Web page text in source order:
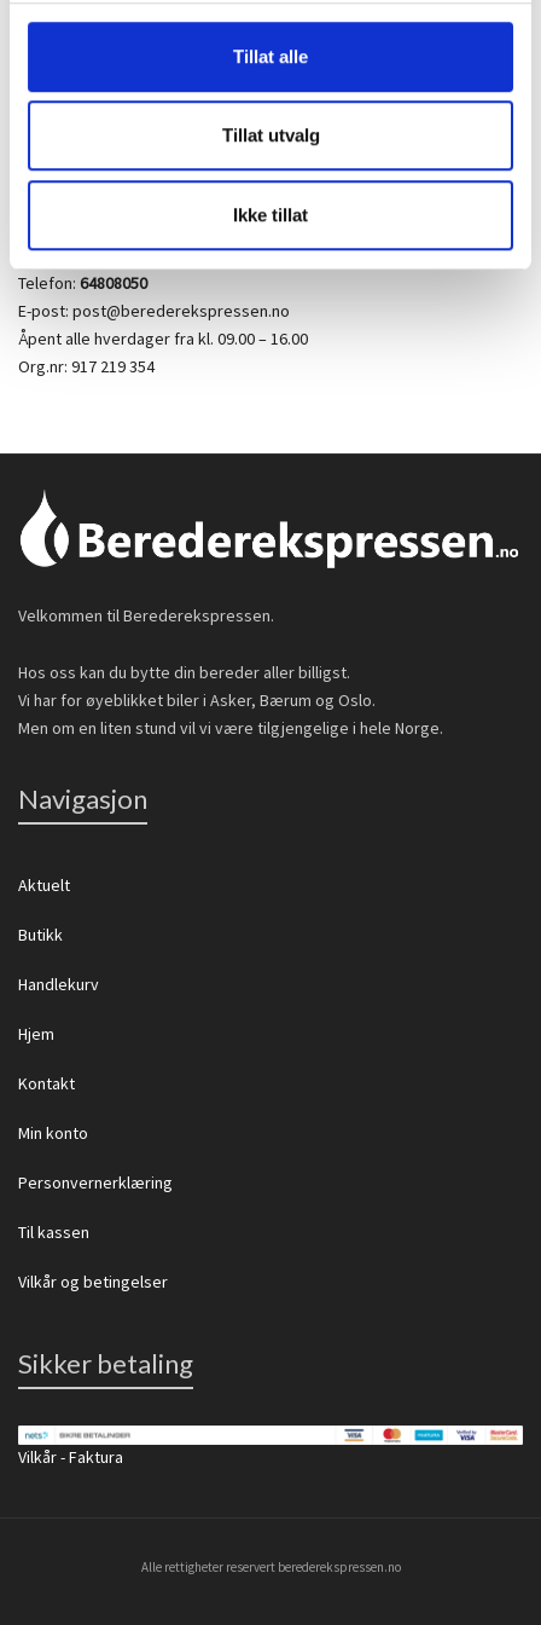
Tillat alle
Tillat utvalg
Ikke tillat
slik skade. Et eksempel på en følgeskade kan være at berederen står
i en trang nisje, som gjør at skrammer på vegg og evt gulv kan være
uunngåelig. Et annet eksempel på følgeskade kan være at smuss
boenheten og andre enheter.
KUNDESERVICE
Telefon: 64808050
E-post: post@berederekspressen.no
Åpent alle hverdager fra kl. 09.00 – 16.00
Org.nr: 917 219 354
Velkommen til Berederekspressen.
Hos oss kan du bytte din bereder aller billigst.
Vi har for øyeblikket biler i Asker, Bærum og Oslo.
Men om en liten stund vil vi være tilgjengelige i hele Norge.
Navigasjon
Aktuelt
Butikk
Handlekurv
Hjem
Kontakt
Min konto
Personvernerklæring
Til kassen
Vilkår og betingelser
Sikker betaling
Vilkår - Faktura
Alle rettigheter reservert berederekspressen.no